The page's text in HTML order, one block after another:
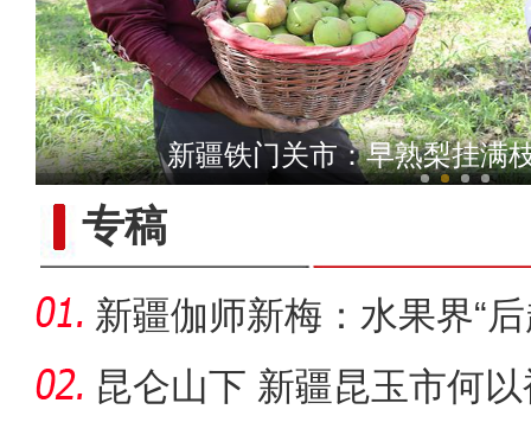
新疆维吾尔自治区第十四
新疆铁门关市：早熟梨挂满
专稿
新疆伽师新梅：水果界“
出
昆仑山下 新疆昆玉市何以